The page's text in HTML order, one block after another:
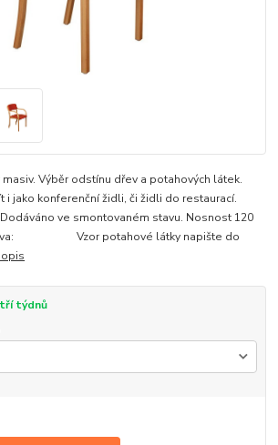
Výběr odstínu dřev a potahových látek.
jako konferenční židli, či židli do restaurací.
ve smontovaném stavu. Nosnost 120
Vzor potahové látky napište do
týdnů